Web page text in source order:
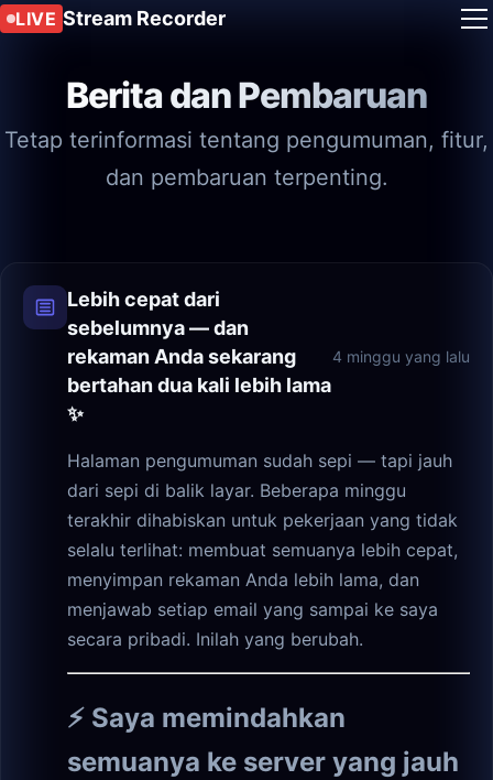
LIVE Stream Recorder
Berita dan Pembaruan
Tetap terinformasi tentang pengumuman, fitur,
dan pembaruan terpenting.
Lebih cepat dari
sebelumnya — dan
rekaman Anda sekarang
bertahan dua kali lebih lama
✨
4 minggu yang lalu
Halaman pengumuman sudah sepi — tapi jauh
dari sepi di balik layar. Beberapa minggu
terakhir dihabiskan untuk pekerjaan yang tidak
selalu terlihat: membuat semuanya lebih cepat,
menyimpan rekaman Anda lebih lama, dan
menjawab setiap email yang sampai ke saya
secara pribadi. Inilah yang berubah.
⚡ Saya memindahkan
semuanya ke server yang jauh